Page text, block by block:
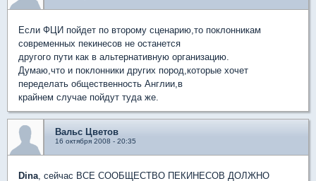
Если ФЦИ пойдет по второму сценарию,то поклонникам
современных пекинесов не останется
другого пути как в альтернативную организацию.
Думаю,что и поклонники других пород,которые хочет
переделать общественность Англии,в
крайнем случае пойдут туда же.
Вальс Цветов
16 октября 2008 - 20:35
Dina, сейчас ВСЕ СООБЩЕСТВО ПЕКИНЕСОВ ДОЛЖНО